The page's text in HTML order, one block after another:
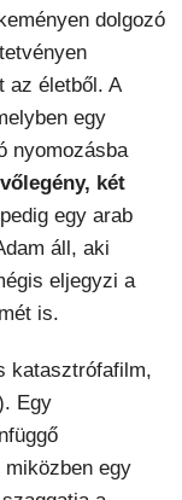
dolgozó
az életből. A
egy
nyomozásba
két
egy arab
áll, aki
eljegyzi a
is.
katasztrófafilm,
Egy
egy